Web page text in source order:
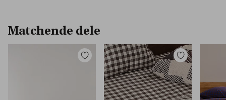
Matchende dele
Tilføj
favoritter
Tilføj
til
favoritter